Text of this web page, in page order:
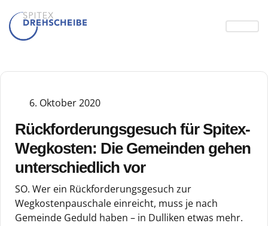
6. Oktober 2020
Rückforderungsgesuch für Spitex-
Wegkosten: Die Gemeinden gehen
unterschiedlich vor
SO. Wer ein Rückforderungsgesuch zur
Wegkostenpauschale einreicht, muss je nach
Gemeinde Geduld haben – in Dulliken etwas mehr.